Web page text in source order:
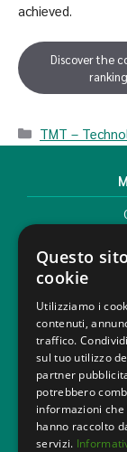
achieved.
Discover the
ranking
TMT –
Questo
cookie
Utilizziamo i
contenuti,
traffico.
sul tuo utilizzo
partner
potrebbero
informazioni
hanno raccolto
servizi.